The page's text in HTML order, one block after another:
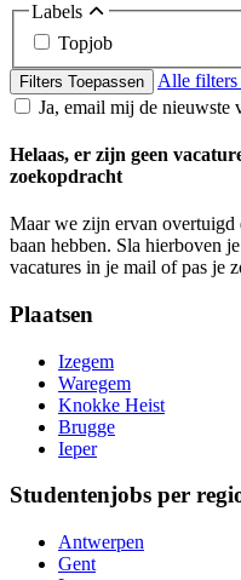
Labels
Topjob
Filters Toepassen
Alle filters
Ja, email mij de nieuwste
Helaas, er zijn geen
zoekopdracht
Maar we zijn ervan
baan hebben. Sla hierboven
vacatures in je mail of pas je
Plaatsen
Izegem
Waregem
Knokke Heist
Brugge
Ieper
Studentenjobs per
Antwerpen
Gent